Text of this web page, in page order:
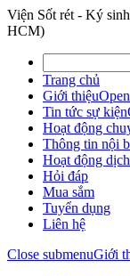
Viện Sốt rét - Ký
HCM)
Trang chủ
Giới thiệu
Tin tức sự kiện
Hoạt động
Thông tin nội
Hoạt động
Hỏi đáp
Mua sắm
Tuyển dụng
Liên hệ
Close submenuGiới